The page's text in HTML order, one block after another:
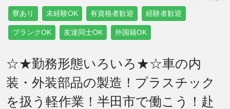
寮あり 未経験OK 有資格者歓迎 経験者歓迎
ブランクOK 友達同士OK 外国籍OK
☆★勤務形態いろいろ★☆車の内
装・外装部品の製造！プラスチック
を扱う軽作業！半田市で働こう！赴